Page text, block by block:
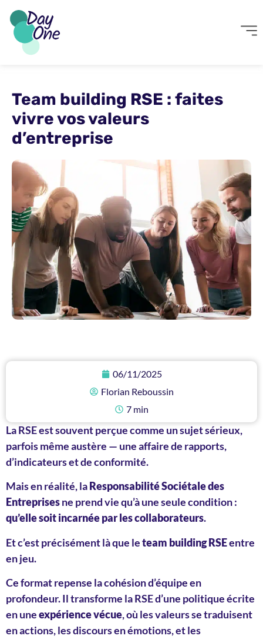
Team building RSE : faites
vivre vos valeurs
d’entreprise
06/11/2025
Florian Reboussin
7 min
La RSE est souvent perçue comme un sujet sérieux,
parfois même austère — une affaire de rapports,
d’indicateurs et de conformité.
Mais en réalité, laResponsabilité Sociétale des
Entreprisesne prend vie qu’à une seule condition :
qu’elle soit incarnée par les collaborateurs.
Et c’est précisément là que leteam building RSEentre
en jeu.
Ce format repense la cohésion d’équipe en
profondeur. Il transforme la RSE d’une politique écrite
en uneexpérience vécue, où les valeurs se traduisent
en actions, les discours en émotions, et les